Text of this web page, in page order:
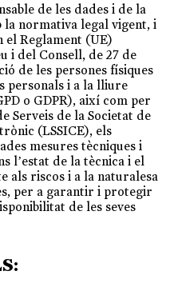
de les dades i de la
la normativa legal vigent, i
el Reglament (UE)
i del Consell, de 27 de
de les persones físiques
personals i a la lliure
o GDPR), així com per
Serveis de la Societat de
(LSSICE), els
mesures tècniques i
l’estat de la tècnica i el
als riscos i a la naturalesa
per a garantir i protegir
de les seves